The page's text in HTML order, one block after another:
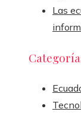
Las